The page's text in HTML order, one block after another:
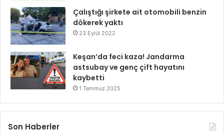
Çalıştığı şirkete ait otomobili benzin
dökerek yaktı
23 Eylül 2022
Keşan’da feci kaza! Jandarma
astsubay ve genç çift hayatını
kaybetti
1 Temmuz 2025
Son Haberler